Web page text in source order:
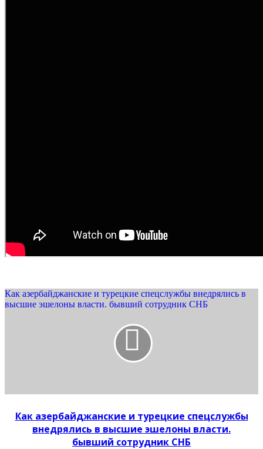
Как азербайджанские и турецкие спецслужбы внедрялись в
высшие эшелоны власти. бывший сотрудник СНБ
Как азербайджанские и турецкие спецслужбы
внедрялись в высшие эшелоны власти.
бывший сотрудник СНБ